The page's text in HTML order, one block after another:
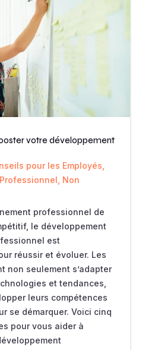
votre développement
pour les Employés
Non
professionnel de
le développement
est
réussir et évoluer. Les
non seulement s’adapter
et tendances,
leurs compétences
se démarquer. Voici cinq
pour vous aider à